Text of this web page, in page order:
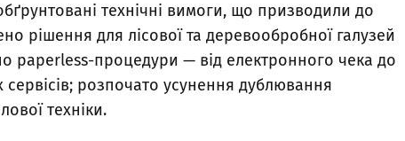
технічні вимоги, що призводили до
рішення для лісової та деревообробної галузей
paperless-процедури — від електронного чека до
розпочато усунення дублювання
техніки.